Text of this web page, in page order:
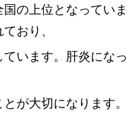
の上位となってい
おり、
います。肝炎にな
が大切になります。